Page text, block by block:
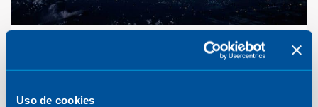
Uso de cookies
ABACO: Antenas activas de
banda ancha para constalaciones